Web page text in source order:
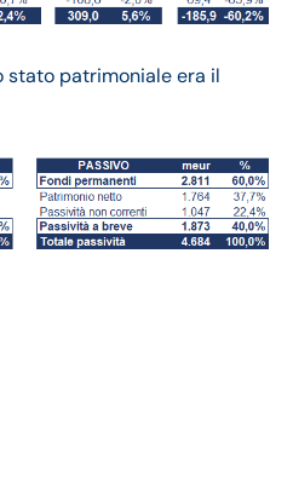
patrimoniale era il